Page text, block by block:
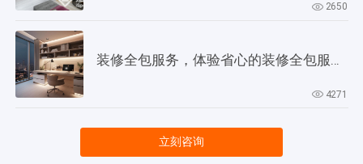
2650
4271
立刻咨询